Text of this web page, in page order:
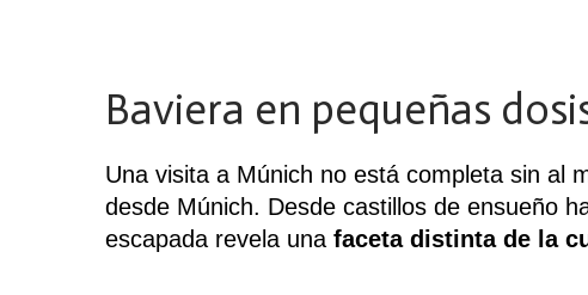
Baviera en pequeñas
Una visita a Múnich no está completa sin al
desde Múnich. Desde castillos de ensueño
escapada revela una faceta distinta de la